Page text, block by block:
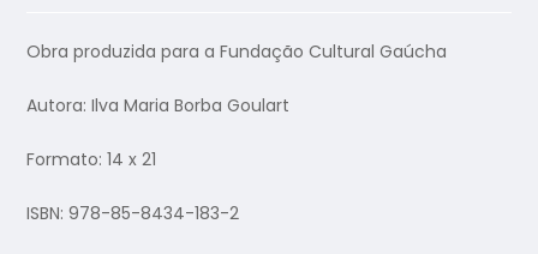
Obra produzida para a Fundação Cultural Gaúcha
Autora: Ilva Maria Borba Goulart
Formato: 14 x 21
ISBN: 978-85-8434-183-2